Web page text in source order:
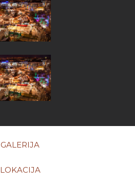
GALERIJA
LOKACIJA